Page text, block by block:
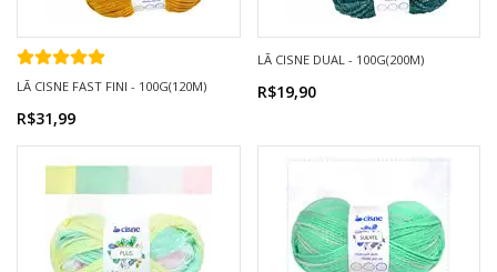
LÃ CISNE FAST FINI - 100G(120M)
R$31,99
LÃ CISNE DUAL - 100G(200M)
R$19,90